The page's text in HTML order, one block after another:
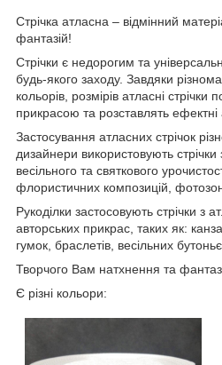
Стрічка атласна – відмінний
фантазій!
Стрічки є недорогим та
будь-якого заходу. Завдяки
кольорів, розмірів атласні стрічки
прикрасою та розставлять ефектні
Застосування атласних стрічок
дизайнери використовують
весільного та святкового
флористичних композицій,
Рукоділки застосовують стрічки з
авторських прикрас, таких як:
гумок, браслетів, весільних
Творчого Вам натхнення та
Є різні кольори: